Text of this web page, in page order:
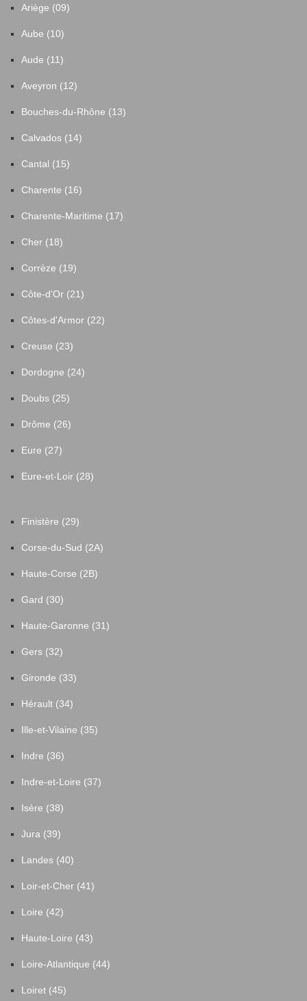
Ariège (09)
Aube (10)
Aude (11)
Aveyron (12)
Bouches-du-Rhône (13)
Calvados (14)
Cantal (15)
Charente (16)
Charente-Maritime (17)
Cher (18)
Corrèze (19)
Côte-d'Or (21)
Côtes-d'Armor (22)
Creuse (23)
Dordogne (24)
Doubs (25)
Drôme (26)
Eure (27)
Eure-et-Loir (28)
Finistère (29)
Corse-du-Sud (2A)
Haute-Corse (2B)
Gard (30)
Haute-Garonne (31)
Gers (32)
Gironde (33)
Hérault (34)
Ille-et-Vilaine (35)
Indre (36)
Indre-et-Loire (37)
Isère (38)
Jura (39)
Landes (40)
Loir-et-Cher (41)
Loire (42)
Haute-Loire (43)
Loire-Atlantique (44)
Loiret (45)